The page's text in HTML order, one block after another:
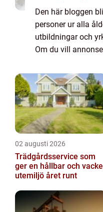
Den här bloggen
personer ur alla
utbildningar och
Om du vill
endast ett av
redaktionen så...
02 augusti 2026
Trädgårdsservice som
ger en hållbar och
utemiljö året runt